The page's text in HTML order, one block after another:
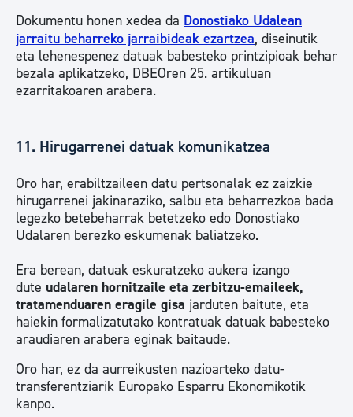
Dokumentu honen xedea da Donostiako Udalean
jarraitu beharreko jarraibideak ezartzea, diseinutik
eta lehenespenez datuak babesteko printzipioak behar
bezala aplikatzeko, DBEOren 25. artikuluan
ezarritakoaren arabera.
11. Hirugarrenei datuak komunikatzea
Oro har, erabiltzaileen datu pertsonalak ez zaizkie
hirugarrenei jakinaraziko, salbu eta beharrezkoa bada
legezko betebeharrak betetzeko edo Donostiako
Udalaren berezko eskumenak baliatzeko.
Era berean, datuak eskuratzeko aukera izango
dute udalaren hornitzaile eta zerbitzu-emaileek,
tratamenduaren eragile gisa jarduten baitute, eta
haiekin formalizatutako kontratuak datuak babesteko
araudiaren arabera eginak baitaude.
Oro har, ez da aurreikusten nazioarteko datu-
transferentziarik Europako Esparru Ekonomikotik
kanpo.